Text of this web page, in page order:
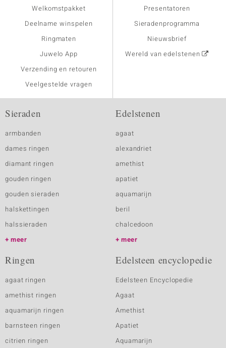
Welkomstpakket
Deelname winspelen
Ringmaten
Juwelo App
Verzending en retouren
Veelgestelde vragen
Presentatoren
Sieradenprogramma
Nieuwsbrief
Wereld van edelstenen
Sieraden
armbanden
dames ringen
diamant ringen
gouden ringen
gouden sieraden
halskettingen
halssieraden
meer
Edelstenen
agaat
alexandriet
amethist
apatiet
aquamarijn
beril
chalcedoon
meer
Ringen
agaat ringen
amethist ringen
aquamarijn ringen
barnsteen ringen
citrien ringen
Edelsteen encyclopedie
Edelsteen Encyclopedie
Agaat
Amethist
Apatiet
Aquamarijn